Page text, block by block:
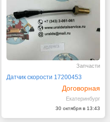
Запчасти
Датчик скорости 17200453
Договорная
Екатеринбург
30 октября в 13:43